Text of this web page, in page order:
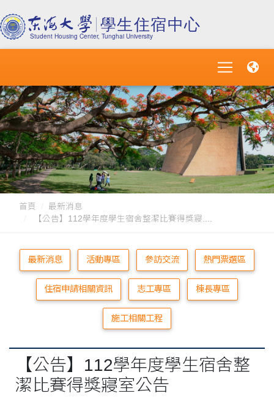
首頁
最新消息
【公告】112學年度學生宿舍整潔比賽得獎寢....
最新消息 活動專區 參訪交流 熱門票選區
住宿申請相關資訊 志工專區 棟長專區
施工相關工程
【公告】112學年度學生宿舍整
潔比賽得獎寢室公告